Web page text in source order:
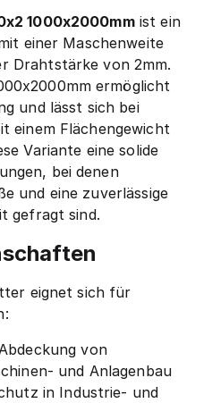
1000x2000mmist ein
einer Maschenweite
Drahtstärke von 2mm.
ermöglicht
und lässt sich bei
einem Flächengewicht
Variante eine solide
bei denen
und eine zuverlässige
gefragt sind.
eignet sich für
von
und Anlagenbau
in Industrie- und